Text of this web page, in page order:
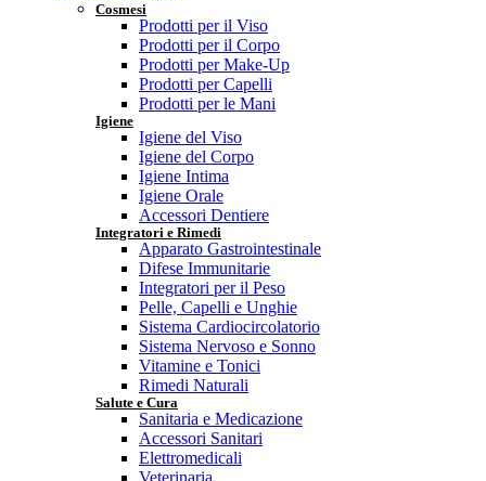
Cosmesi
Prodotti per il Viso
Prodotti per il Corpo
Prodotti per Make-Up
Prodotti per Capelli
Prodotti per le Mani
Igiene
Igiene del Viso
Igiene del Corpo
Igiene Intima
Igiene Orale
Accessori Dentiere
Integratori e Rimedi
Apparato Gastrointestinale
Difese Immunitarie
Integratori per il Peso
Pelle, Capelli e Unghie
Sistema Cardiocircolatorio
Sistema Nervoso e Sonno
Vitamine e Tonici
Rimedi Naturali
Salute e Cura
Sanitaria e Medicazione
Accessori Sanitari
Elettromedicali
Veterinaria